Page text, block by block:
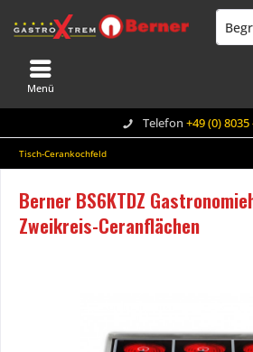
Telefon +49 (0) 8035
Menü
Tisch-Cerankochfeld
Berner BS6KTDZ
Zweikreis-Ceranflächen